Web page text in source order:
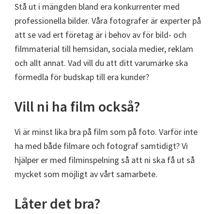
Stå ut i mängden bland era konkurrenter med
professionella bilder. Våra fotografer är experter på
att se vad ert företag är i behov av för bild- och
filmmaterial till hemsidan, sociala medier, reklam
och allt annat. Vad vill du att ditt varumärke ska
förmedla för budskap till era kunder?
Vill ni ha film också?
Vi är minst lika bra på film som på foto. Varför inte
ha med både filmare och fotograf samtidigt? Vi
hjälper er med filminspelning så att ni ska få ut så
mycket som möjligt av vårt samarbete.
Låter det bra?